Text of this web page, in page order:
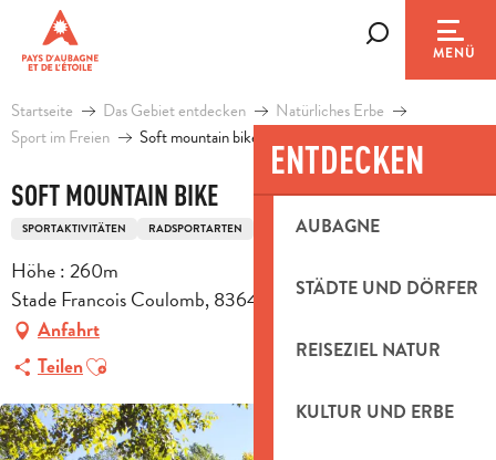
contenu
principal
MENÜ
ENTDECKEN
AUBAGNE
STÄDTE UND DÖRFER
REISEZIEL NATUR
KULTUR UND ERBE
Startseite Das Gebiet entdecken
Natürliches Erbe
Sport im Freien
Soft mountain bike
SOFT MOUNTAIN BIKE
SPORTAKTIVITÄTEN RADSPORTARTEN MOUNTAINBIKEROUTE
Höhe : 260m
Stade Francois Coulomb, 83640 Saint-Zacharie
Anfahrt
TeilenAjouter aux favoris